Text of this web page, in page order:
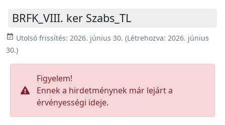
BRFK_VIII. ker Szabs_TL
event_available Utolsó frissítés: 2026. június 30. (Létrehozva: 2026. június
30.)
Figyelem!
Ennek a hirdetménynek már lejárt a
érvényességi ideje.